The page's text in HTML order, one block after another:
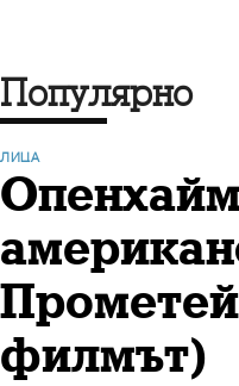
Популярно
ЛИЦА
филмът)